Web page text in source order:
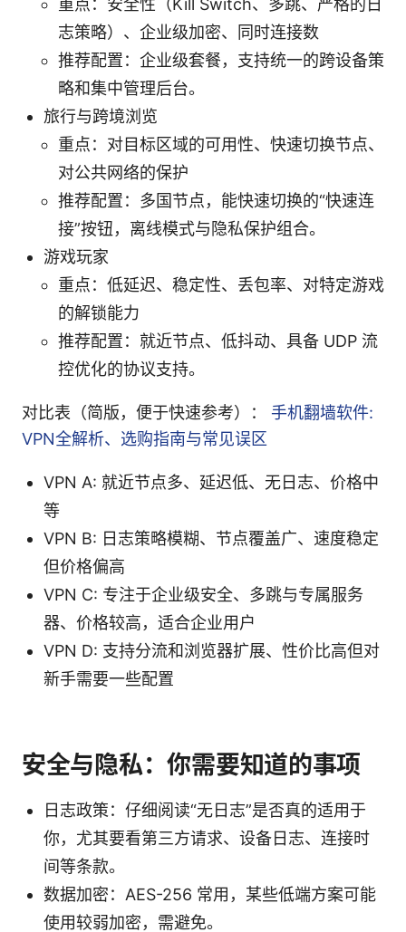
志策略）、企业级加密、同时连接数
推荐配置：企业级套餐，支持统一的跨设备策
略和集中管理后台。
旅行与跨境浏览
重点：对目标区域的可用性、快速切换节点、
对公共网络的保护
推荐配置：多国节点，能快速切换的“快速连
接”按钮，离线模式与隐私保护组合。
游戏玩家
重点：低延迟、稳定性、丢包率、对特定游戏
的解锁能力
推荐配置：就近节点、低抖动、具备 UDP 流
控优化的协议支持。
对比表（简版，便于快速参考）： 手机翻墙软件:
VPN全解析、选购指南与常见误区
VPN A: 就近节点多、延迟低、无日志、价格中
等
VPN B: 日志策略模糊、节点覆盖广、速度稳定
但价格偏高
VPN C: 专注于企业级安全、多跳与专属服务
器、价格较高，适合企业用户
VPN D: 支持分流和浏览器扩展、性价比高但对
新手需要一些配置
安全与隐私：你需要知道的事项
日志政策：仔细阅读“无日志”是否真的适用于
你，尤其要看第三方请求、设备日志、连接时
间等条款。
数据加密：AES-256 常用，某些低端方案可能
使用较弱加密，需避免。